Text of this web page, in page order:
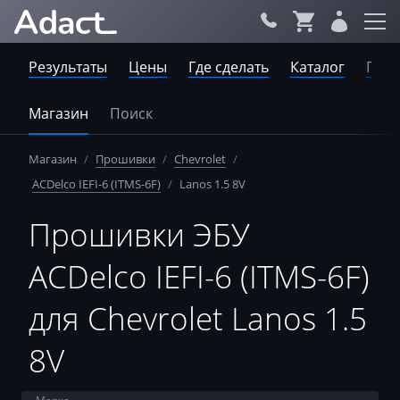
Результаты Цены Где сделать Каталог
Магазин Поиск
Магазин / Прошивки / Chevrolet /
ACDelco IEFI-6 (ITMS-6F) / Lanos 1.5 8V
Прошивки ЭБУ
ACDelco IEFI-6 (ITMS-6F)
для Chevrolet Lanos 1.5
8V